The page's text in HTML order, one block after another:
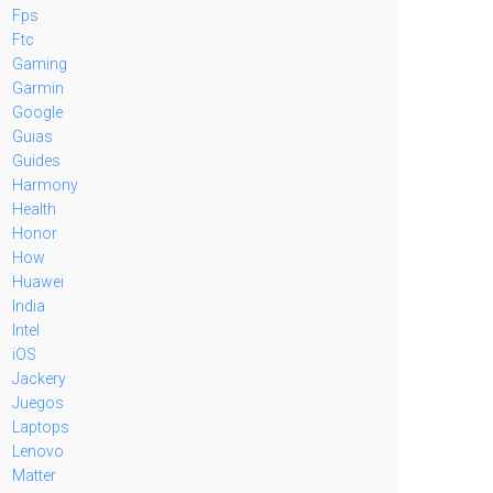
Fps
Ftc
Gaming
Garmin
Google
Guias
Guides
Harmony
Health
Honor
How
Huawei
India
Intel
iOS
Jackery
Juegos
Laptops
Lenovo
Matter